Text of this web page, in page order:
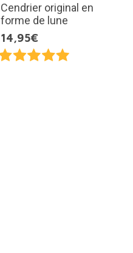
Cendrier original en
forme de lune
14,95€